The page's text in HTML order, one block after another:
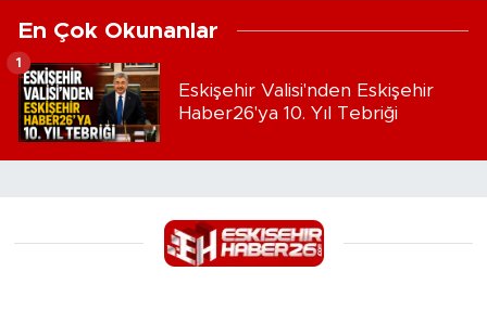
En Çok Okunanlar
Eskişehir Valisi'nden Eskişehir
Haber26'ya 10. Yıl Tebriği
1